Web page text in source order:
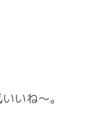
いね〜。